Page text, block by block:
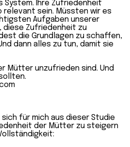
System. Ihre Zufriedenheit
sein. Müssten wir es
Aufgaben unserer
Zufriedenheit zu
die Grundlagen zu schaffen,
dann alles zu tun, damit sie
sich für mich aus dieser Studie
der Mütter zu steigern